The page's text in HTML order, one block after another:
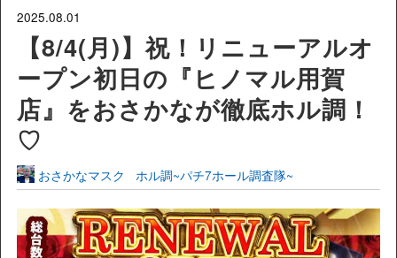
2025.08.01
【8/4(月)】祝！リニューアルオ
ープン初日の『ヒノマル用賀
店』をおさかなが徹底ホル調！
♡
おさかなマスク ホル調~パチ7ホール調査隊~